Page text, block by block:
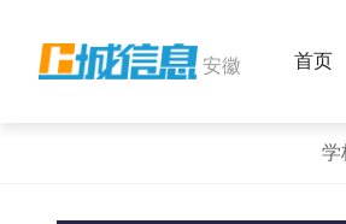
安徽 首页
学